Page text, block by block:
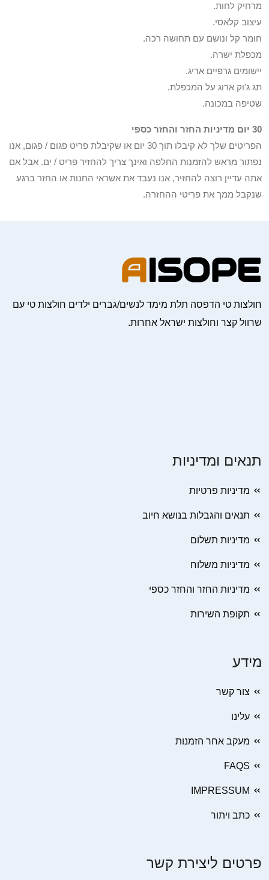
מרחיק לחות.
עיצוב קלאסי.
חומר קל ונושם עם תחושה רכה.
מכפלת ישרה.
יישומים גרפיים אריג.
תג ג'וק ארוג על המכפלת.
שטיפה במכונה.
30 יום מדיניות החזר והחזר כספי
הפריטים שלך לא קיבלו תוך 30 יום או שקיבלת פריט פגום / פגום, אנו
נפתור מראש להזמנות החלפה ואינך צריך להחזיר פריט / ים. אבל אם
אתה עדיין רוצה להחזיר, אנו נעבד את אשראי החנות או החזר ברגע
שנקבל ממך את פריטי ההחזרה.
חולצות טי הדפסה תלת מימד לנשים/גברים ילדים חולצות טי עם
שרוול קצר וחולצות ישראל אחרות.
תנאים ומדיניות
מדיניות פרטיות
תנאים והגבלות בנושא חיוב
מדיניות תשלום
מדיניות משלוח
מדיניות החזר והחזר כספי
תקופת השירות
מידע
צור קשר
עלינו
מעקב אחר הזמנות
FAQS
IMPRESSUM
כתב ויתור
פרטים ליצירת קשר